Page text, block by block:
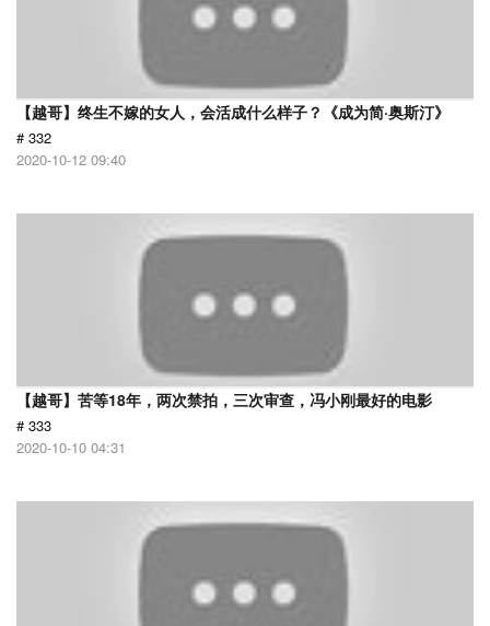
【越哥】终生不嫁的女人，会活成什么样子？《成为简·奥斯汀》
# 332
2020-10-12 09:40
【越哥】苦等18年，两次禁拍，三次审查，冯小刚最好的电影
# 333
2020-10-10 04:31